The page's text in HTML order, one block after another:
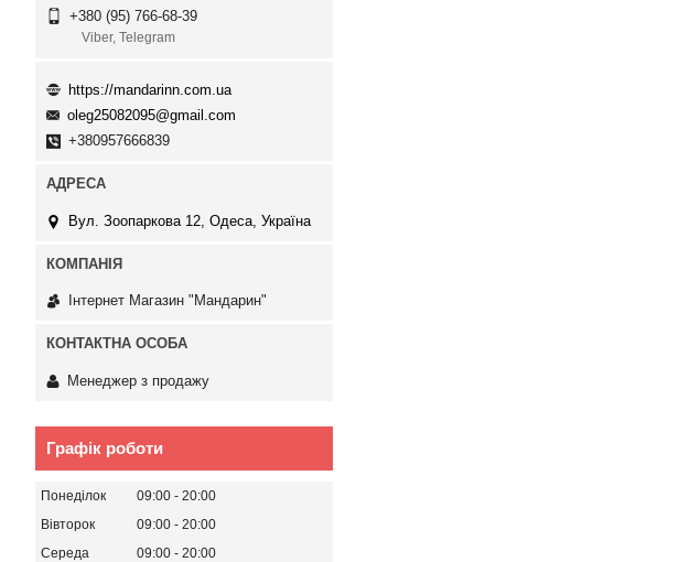
+380 (95) 766-68-39
Viber, Telegram
https://mandarinn.com.ua
oleg25082095@gmail.com
+380957666839
Вул. Зоопаркова 12, Одеса, Україна
Інтернет Магазин "Мандарин"
Менеджер з продажу
Графік роботи
Понеділок 09:00
20:00
Вівторок
09:00
20:00
Середа
09:00
20:00